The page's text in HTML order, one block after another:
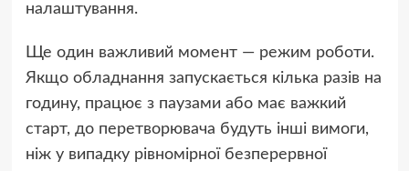
налаштування.
Ще один важливий момент — режим роботи.
Якщо обладнання запускається кілька разів на
годину, працює з паузами або має важкий
старт, до перетворювача будуть інші вимоги,
ніж у випадку рівномірної безперервної